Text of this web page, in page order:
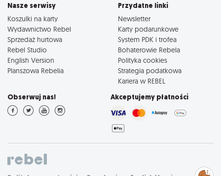
Nasze serwisy
Koszulki na karty
Wydawnictwo Rebel
Sprzedaż hurtowa
Rebel Studio
English Version
Planszowa Rebelia
Przydatne linki
Newsletter
Karty podarunkowe
System PDK i trofea
Bohaterowie Rebela
Polityka cookies
Strategia podatkowa
Kariera w REBEL
Obserwuj nas! Akceptujemy płatności
Zarządzaj
preferencjami